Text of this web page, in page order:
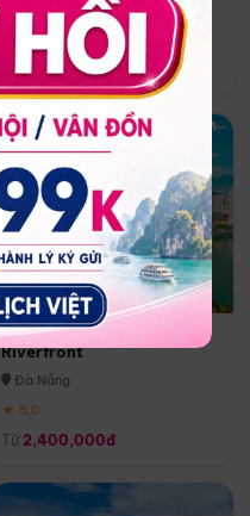
Quoc
Phú Quốc
★ 5.0
Melia Vinpearl Danang
Riverfront
Đà Nẵng
★ 5.0
Từ 2,400,000đ